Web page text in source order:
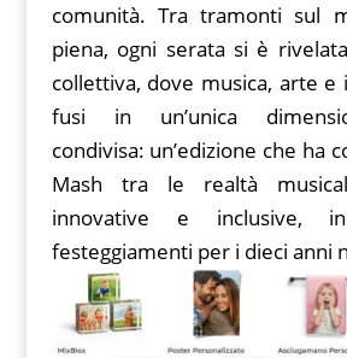
comunità. Tra tramonti sul
piena, ogni serata si è
collettiva, dove musica, arte e
fusi in un’unica
condivisa: un’edizione che ha
Mash tra le realtà
innovative e inclusive,
festeggiamenti per i dieci anni